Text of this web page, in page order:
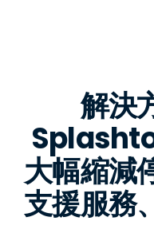
解決
大幅縮減
支援服務